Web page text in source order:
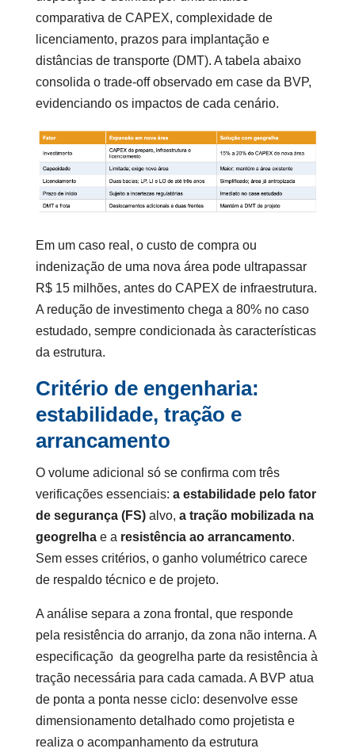
comparativa de CAPEX, complexidade de
licenciamento, prazos para implantação e
distâncias de transporte (DMT). A tabela abaixo
consolida o trade-off observado em case da BVP,
evidenciando os impactos de cada cenário.
Em um caso real, o custo de compra ou
indenização de uma nova área pode ultrapassar
R$ 15 milhões, antes do CAPEX de infraestrutura.
A redução de investimento chega a 80% no caso
estudado, sempre condicionada às características
da estrutura.
Critério de engenharia:
estabilidade, tração e
arrancamento
O volume adicional só se confirma com três
verificações essenciais: a estabilidade pelo fator
de segurança (FS) alvo, a tração mobilizada na
geogrelhae a resistência ao arrancamento.
Sem esses critérios, o ganho volumétrico carece
de respaldo técnico e de projeto.
A análise separa a zona frontal, que responde
pela resistência do arranjo, da zona não interna. A
especificação da geogrelha parte da resistência à
tração necessária para cada camada. A BVP atua
de ponta a ponta nesse ciclo: desenvolve esse
dimensionamento detalhado como projetista e
realiza o acompanhamento da estrutura